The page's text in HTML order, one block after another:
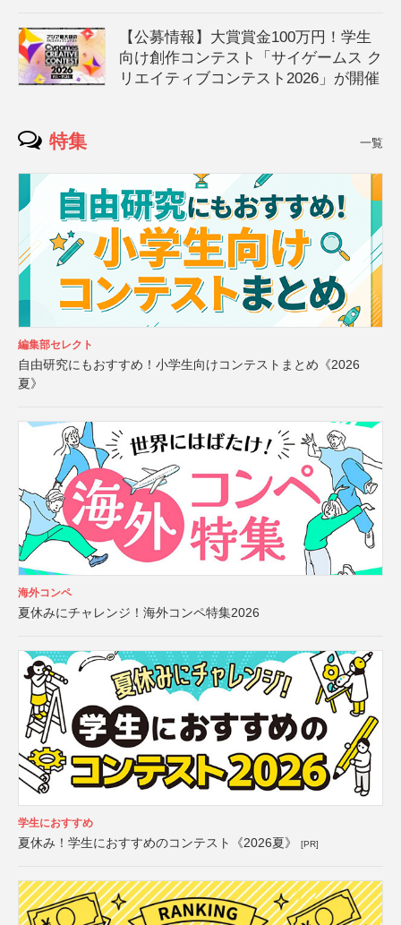
【公募情報】大賞賞金100万円！学生
向け創作コンテスト「サイゲームス ク
リエイティブコンテスト2026」が開催
特集 一覧
編集部セレクト
自由研究にもおすすめ！小学生向けコンテストまとめ《2026
夏》
海外コンペ
夏休みにチャレンジ！海外コンペ特集2026
学生におすすめ
夏休み！学生におすすめのコンテスト《2026夏》 [PR]